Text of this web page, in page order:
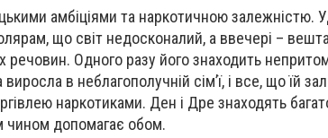
амбіціями та наркотичною залежністю.
​​що світ недосконалий, а ввечері –
речовин. Одного разу його знаходить
в неблагополучній сім’ї, і все, що їй
наркотиками. Ден і Дре знаходять
чином допомагає обом.